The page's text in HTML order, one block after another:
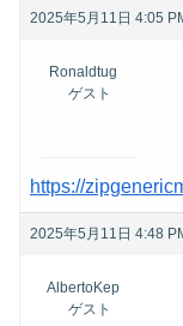
2025年5月11日 4:05
Ronaldtug
ゲスト
https://
2025年5月11日 4:48
AlbertoKep
ゲスト